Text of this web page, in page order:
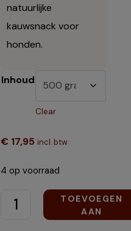
natuurlijke
kauwsnack voor
honden.
Inhoud
Clear
€ 17,95 incl. btw
4 op voorraad
TOEVOEGEN
AAN